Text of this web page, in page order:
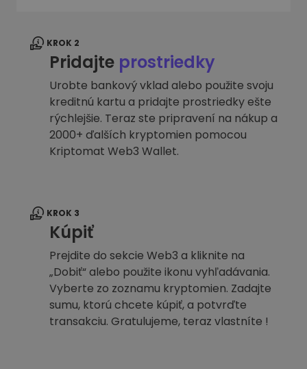
KROK 2
Pridajte prostriedky
Urobte bankový vklad alebo použite svoju
kreditnú kartu a pridajte prostriedky ešte
rýchlejšie. Teraz ste pripravení na nákup a
2000+ ďalších kryptomien pomocou
Kriptomat Web3 Wallet.
KROK 3
Kúpiť
Prejdite do sekcie Web3 a kliknite na
„Dobiť“ alebo použite ikonu vyhľadávania.
Vyberte zo zoznamu kryptomien. Zadajte
sumu, ktorú chcete kúpiť, a potvrďte
transakciu. Gratulujeme, teraz vlastníte !